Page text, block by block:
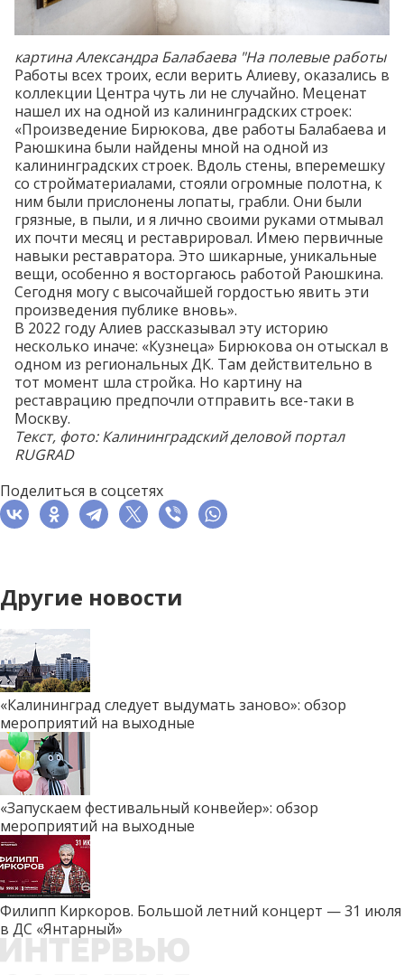
картина Александра Балабаева "На полевые работы
Работы всех троих, если верить Алиеву, оказались в
коллекции Центра чуть ли не случайно. Меценат
нашел их на одной из калининградских строек:
«Произведение Бирюкова, две работы Балабаева и
Раюшкина были найдены мной на одной из
калининградских строек. Вдоль стены, вперемешку
со стройматериалами, стояли огромные полотна, к
ним были прислонены лопаты, грабли. Они были
грязные, в пыли, и я лично своими руками отмывал
их почти месяц и реставрировал. Имею первичные
навыки реставратора. Это шикарные, уникальные
вещи, особенно я восторгаюсь работой Раюшкина.
Сегодня могу с высочайшей гордостью явить эти
произведения публике вновь».
В 2022 году Алиев рассказывал эту историю
несколько иначе: «Кузнеца» Бирюкова он отыскал в
одном из региональных ДК. Там действительно в
тот момент шла стройка. Но картину на
реставрацию предпочли отправить все-таки в
Москву.
Текст, фото: Калининградский деловой портал
RUGRAD
Поделиться в соцсетях
Другие новости
«Калининград следует выдумать заново»: обзор
мероприятий на выходные
«Запускаем фестивальный конвейер»: обзор
мероприятий на выходные
Филипп Киркоров. Большой летний концерт — 31 июля
в ДС «Янтарный»